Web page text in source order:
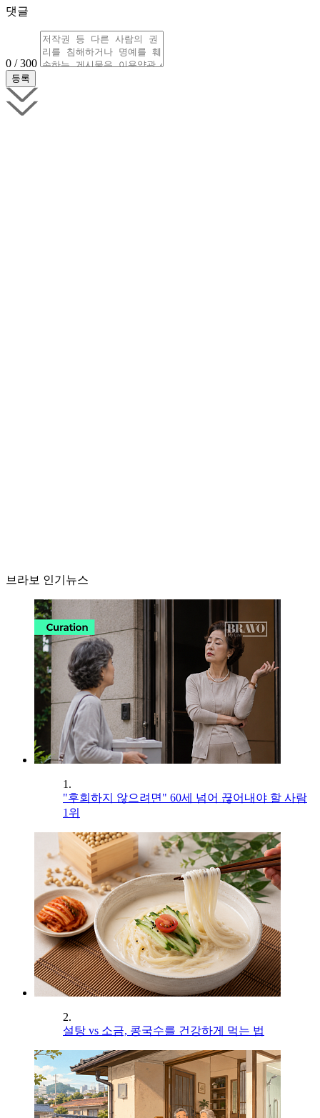
댓글
0 / 300
브라보 인기뉴스
1.
"후회하지 않으려면" 60세 넘어 끊어내야 할 사람
1위
2.
설탕 vs 소금, 콩국수를 건강하게 먹는 법